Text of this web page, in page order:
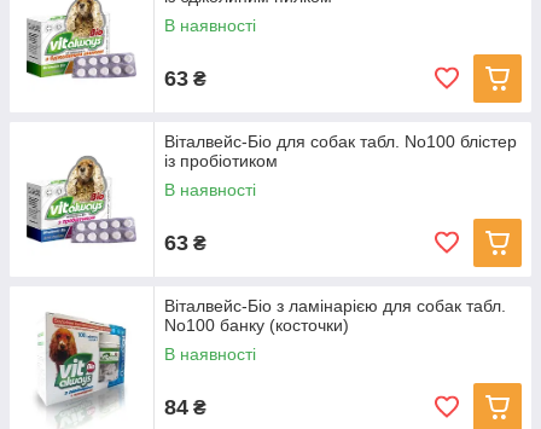
В наявності
63 ₴
Віталвейс-Біо для собак табл. No100 блістер
із пробіотиком
В наявності
63 ₴
Віталвейс-Біо з ламінарією для собак табл.
No100 банку (косточки)
В наявності
84 ₴